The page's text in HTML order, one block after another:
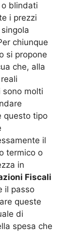
blindati
i prezzi
chiunque
si propone
che, alla
sono molti
questo tipo
il
termico o
in
Fiscali
il passo
queste
di
spesa che